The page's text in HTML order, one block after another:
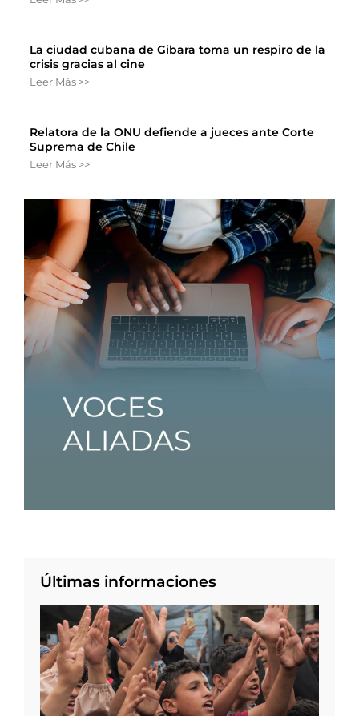
La ciudad cubana de Gibara toma un respiro de la
crisis gracias al cine
Leer Más >>
Relatora de la ONU defiende a jueces ante Corte
Suprema de Chile
Leer Más >>
Últimas informaciones